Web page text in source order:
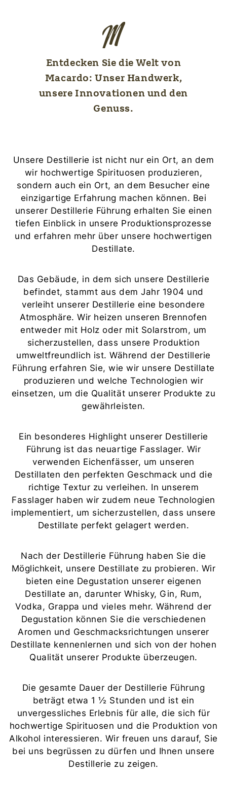
Entdecken Sie die Welt von
Macardo: Unser Handwerk,
unsere Innovationen und den
Genuss.
Unsere Destillerie ist nicht nur ein Ort, an dem
wir hochwertige Spirituosen produzieren,
sondern auch ein Ort, an dem Besucher eine
einzigartige Erfahrung machen können. Bei
unserer Destillerie Führung erhalten Sie einen
tiefen Einblick in unsere Produktionsprozesse
und erfahren mehr über unsere hochwertigen
Destillate.
Das Gebäude, in dem sich unsere Destillerie
befindet, stammt aus dem Jahr 1904 und
verleiht unserer Destillerie eine besondere
Atmosphäre. Wir heizen unseren Brennofen
entweder mit Holz oder mit Solarstrom, um
sicherzustellen, dass unsere Produktion
umweltfreundlich ist. Während der Destillerie
Führung erfahren Sie, wie wir unsere Destillate
produzieren und welche Technologien wir
einsetzen, um die Qualität unserer Produkte zu
gewährleisten.
Ein besonderes Highlight unserer Destillerie
Führung ist das neuartige Fasslager. Wir
verwenden Eichenfässer, um unseren
Destillaten den perfekten Geschmack und die
richtige Textur zu verleihen. In unserem
Fasslager haben wir zudem neue Technologien
implementiert, um sicherzustellen, dass unsere
Destillate perfekt gelagert werden.
Nach der Destillerie Führung haben Sie die
Möglichkeit, unsere Destillate zu probieren. Wir
bieten eine Degustation unserer eigenen
Destillate an, darunter Whisky, Gin, Rum,
Vodka, Grappa und vieles mehr. Während der
Degustation können Sie die verschiedenen
Aromen und Geschmacksrichtungen unserer
Destillate kennenlernen und sich von der hohen
Qualität unserer Produkte überzeugen.
Die gesamte Dauer der Destillerie Führung
beträgt etwa 1 ½ Stunden und ist ein
unvergessliches Erlebnis für alle, die sich für
hochwertige Spirituosen und die Produktion von
Alkohol interessieren. Wir freuen uns darauf, Sie
bei uns begrüssen zu dürfen und Ihnen unsere
Destillerie zu zeigen.